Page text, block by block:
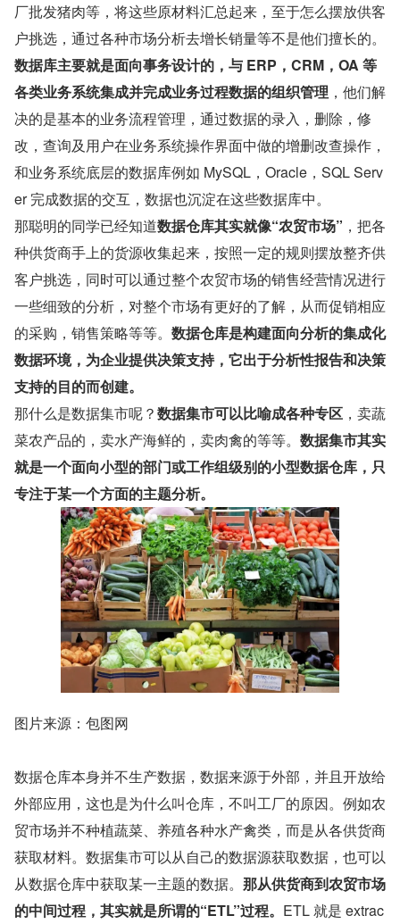
厂批发猪肉等，将这些原材料汇总起来，至于怎么摆放供客
户挑选，通过各种市场分析去增长销量等不是他们擅长的。
数据库主要就是面向事务设计的，与 ERP，CRM，OA 等
各类业务系统集成并完成业务过程数据的组织管理 ，他们解
决的是基本的业务流程管理，通过数据的录入，删除，修
改，查询及用户在业务系统操作界面中做的增删改查操作，
和业务系统底层的数据库例如 MySQL，Oracle，SQL Serv
er 完成数据的交互，数据也沉淀在这些数据库中。
那聪明的同学已经知道数据仓库其实就像“农贸市场” ，把各
种供货商手上的货源收集起来，按照一定的规则摆放整齐供
客户挑选，同时可以通过整个农贸市场的销售经营情况进行
一些细致的分析，对整个市场有更好的了解，从而促销相应
的采购，销售策略等等。 数据仓库是构建面向分析的集成化
数据环境，为企业提供决策支持，它出于分析性报告和决策
支持的目的而创建。
那什么是数据集市呢？数据集市可以比喻成各种专区 ，卖蔬
菜农产品的，卖水产海鲜的，卖肉禽的等等。 数据集市其实
就是一个面向小型的部门或工作组级别的小型数据仓库，只
专注于某一个方面的主题分析。
图片来源：包图网
数据仓库本身并不生产数据，数据来源于外部，并且开放给
外部应用，这也是为什么叫仓库，不叫工厂的原因。例如农
贸市场并不种植蔬菜、养殖各种水产禽类，而是从各供货商
获取材料。数据集市可以从自己的数据源获取数据，也可以
从数据仓库中获取某一主题的数据。 那从供货商到农贸市场
的中间过程，其实就是所谓的“ETL”过程。 ETL 就是 extrac